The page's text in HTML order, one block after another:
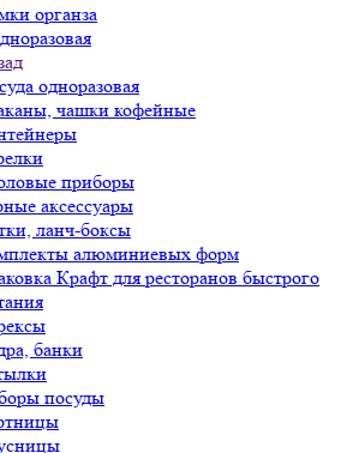
органза
одноразовая
чашки кофейные
приборы
аксессуары
ланч-боксы
алюминиевых форм
Крафт для ресторанов быстрого
банки
посуды